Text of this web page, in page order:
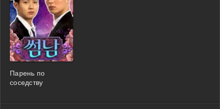
Парень по
соседству